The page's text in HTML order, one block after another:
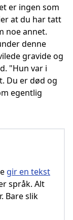
er ingen som
at du har tatt
noe annet.
denne
gravide og
"Hun var i
Du er død og
egentlig
gir en tekst
språk. Alt
Bare slik